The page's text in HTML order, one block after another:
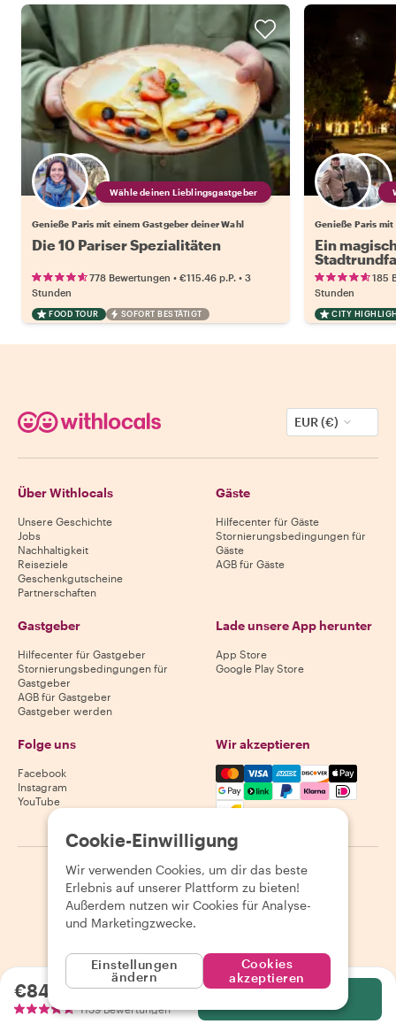
Wähle deinen Lieblingsgastgeber
Genieße Paris mit einem Gastgeber deiner Wahl
Die 10 Pariser Spezialitäten
778 Bewertungen • €115.46 p.P. • 3
Stunden
FOOD TOUR SOFORT BESTÄTIGT
Genieße Paris
Ein
185
Stunden
CITY
€84.93pro Person
1139 Bewertungen
EUR (€)
Über Withlocals
Unsere Geschichte
Jobs
Nachhaltigkeit
Reiseziele
Geschenkgutscheine
Partnerschaften
Gäste
Hilfecenter für Gäste
Stornierungsbedingungen für
Gäste
AGB für Gäste
Gastgeber
Hilfecenter für Gastgeber
Stornierungsbedingungen für
Gastgeber
AGB für Gastgeber
Gastgeber werden
Lade unsere App herunter
App Store
Google Play Store
Folge uns
Facebook
Instagram
YouTube
Wir akzeptieren
Mastercard, Visa, Amex,
2026 Withlocals.com | Datenschutzerklärung | Cookies
Seitenübersicht
Cookie-Einwilligung
Wir verwenden Cookies, um dir das beste
Erlebnis auf unserer Plattform zu bieten!
Außerdem nutzen wir Cookies für Analyse-
und Marketingzwecke.
Einstellungen
ändern
Cookies
akzeptieren